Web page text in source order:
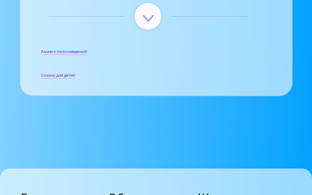
Анализ произведений
Сказки для детей